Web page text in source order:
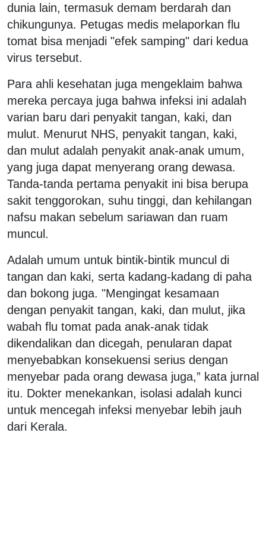
dunia lain, termasuk demam berdarah dan
chikungunya. Petugas medis melaporkan flu
tomat bisa menjadi "efek samping" dari kedua
virus tersebut.
Para ahli kesehatan juga mengeklaim bahwa
mereka percaya juga bahwa infeksi ini adalah
varian baru dari penyakit tangan, kaki, dan
mulut. Menurut NHS, penyakit tangan, kaki,
dan mulut adalah penyakit anak-anak umum,
yang juga dapat menyerang orang dewasa.
Tanda-tanda pertama penyakit ini bisa berupa
sakit tenggorokan, suhu tinggi, dan kehilangan
nafsu makan sebelum sariawan dan ruam
muncul.
Adalah umum untuk bintik-bintik muncul di
tangan dan kaki, serta kadang-kadang di paha
dan bokong juga. "Mengingat kesamaan
dengan penyakit tangan, kaki, dan mulut, jika
wabah flu tomat pada anak-anak tidak
dikendalikan dan dicegah, penularan dapat
menyebabkan konsekuensi serius dengan
menyebar pada orang dewasa juga,” kata jurnal
itu. Dokter menekankan, isolasi adalah kunci
untuk mencegah infeksi menyebar lebih jauh
dari Kerala.